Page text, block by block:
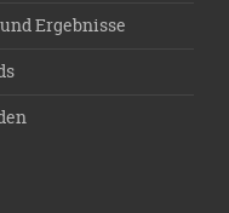
Ergebnisse